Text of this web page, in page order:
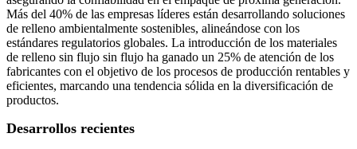
Más del 40% de las empresas líderes están desarrollando soluciones
de relleno ambientalmente sostenibles, alineándose con los
estándares regulatorios globales. La introducción de los materiales
de relleno sin flujo sin flujo ha ganado un 25% de atención de los
fabricantes con el objetivo de los procesos de producción rentables y
eficientes, marcando una tendencia sólida en la diversificación de
productos.
Desarrollos recientes